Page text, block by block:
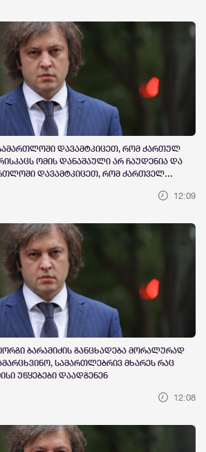
ომის დანაშაული არ ჩაუდენია და
დავამტკიცეთ, რომ ქართველ
დამოკიდებულება საკუთარი 12:09
ბარამიძის განცხადება მორალურად
სამართლებრივ მხარეს რაც
უწყებები დაადგენენ
12:08